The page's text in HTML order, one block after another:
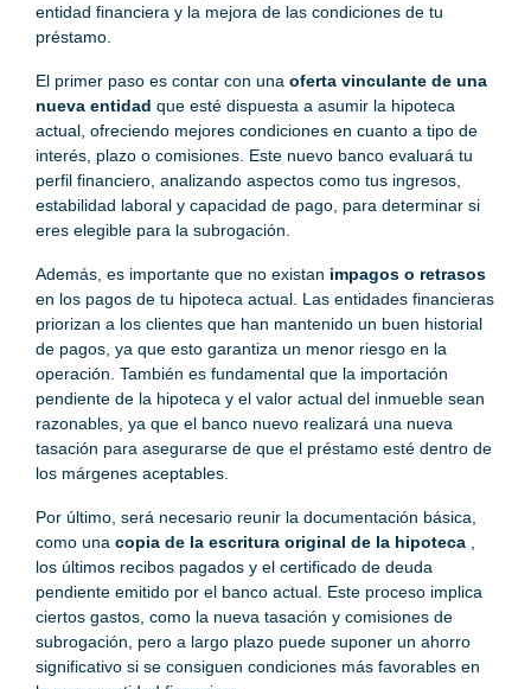
entidad financiera y la mejora de las condiciones de tu
préstamo.
El primer paso es contar con una oferta vinculante de una
nueva entidad que esté dispuesta a asumir la hipoteca
actual, ofreciendo mejores condiciones en cuanto a tipo de
interés, plazo o comisiones. Este nuevo banco evaluará tu
perfil financiero, analizando aspectos como tus ingresos,
estabilidad laboral y capacidad de pago, para determinar si
eres elegible para la subrogación.
Además, es importante que no existan impagos o retrasos
en los pagos de tu hipoteca actual. Las entidades financieras
priorizan a los clientes que han mantenido un buen historial
de pagos, ya que esto garantiza un menor riesgo en la
operación. También es fundamental que la importación
pendiente de la hipoteca y el valor actual del inmueble sean
razonables, ya que el banco nuevo realizará una nueva
tasación para asegurarse de que el préstamo esté dentro de
los márgenes aceptables.
Por último, será necesario reunir la documentación básica,
como una copia de la escritura original de la hipoteca
los últimos recibos pagados y el certificado de deuda
pendiente emitido por el banco actual. Este proceso implica
ciertos gastos, como la nueva tasación y comisiones de
subrogación, pero a largo plazo puede suponer un ahorro
significativo si se consiguen condiciones más favorables en